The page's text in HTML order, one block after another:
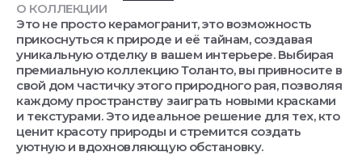
О КОЛЛЕКЦИИ
Это не просто керамогранит, это возможность
прикоснуться к природе и её тайнам, создавая
уникальную отделку в вашем интерьере. Выбирая
премиальную коллекцию Толанто, вы привносите в
свой дом частичку этого природного рая, позволяя
каждому пространству заиграть новыми красками
и текстурами. Это идеальное решение для тех, кто
ценит красоту природы и стремится создать
уютную и вдохновляющую обстановку.